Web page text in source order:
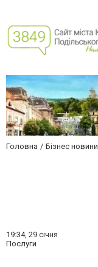
Головна Бізнес новини
19:34, 29 січня
Послуги